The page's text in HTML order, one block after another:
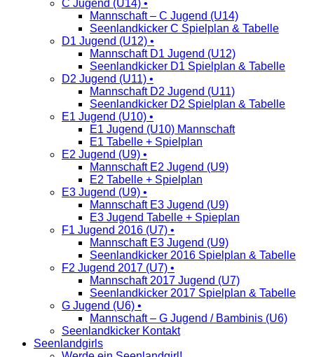
C Jugend (U14) •
Mannschaft – C Jugend (U14)
Seenlandkicker C Spielplan & Tabelle
D1 Jugend (U12) •
Mannschaft D1 Jugend (U12)
Seenlandkicker D1 Spielplan & Tabelle
D2 Jugend (U11) •
Mannschaft D2 Jugend (U11)
Seenlandkicker D2 Spielplan & Tabelle
E1 Jugend (U10) •
E1 Jugend (U10) Mannschaft
E1 Tabelle + Spielplan
E2 Jugend (U9) •
Mannschaft E2 Jugend (U9)
E2 Tabelle + Spielplan
E3 Jugend (U9) •
Mannschaft E3 Jugend (U9)
E3 Jugend Tabelle + Spieplan
F1 Jugend 2016 (U7) •
Mannschaft E3 Jugend (U9)
Seenlandkicker 2016 Spielplan & Tabelle
F2 Jugend 2017 (U7) •
Mannschaft 2017 Jugend (U7)
Seenlandkicker 2017 Spielplan & Tabelle
G Jugend (U6) •
Mannschaft – G Jugend / Bambinis (U6)
Seenlandkicker Kontakt
Seenlandgirls